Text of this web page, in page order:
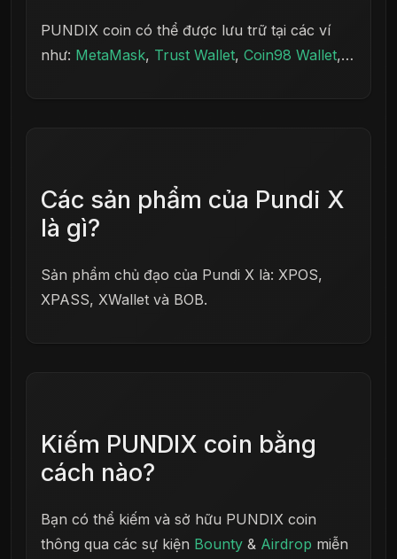
PUNDIX coin có thể được lưu trữ tại các ví
như: MetaMask, Trust Wallet, Coin98 Wallet,…
Các sản phẩm của Pundi X
là gì?
Sản phẩm chủ đạo của Pundi X là: XPOS,
XPASS, XWallet và BOB.
Kiếm PUNDIX coin bằng
cách nào?
Bạn có thể kiếm và sở hữu PUNDIX coin
thông qua các sự kiện Bounty & Airdrop miễn